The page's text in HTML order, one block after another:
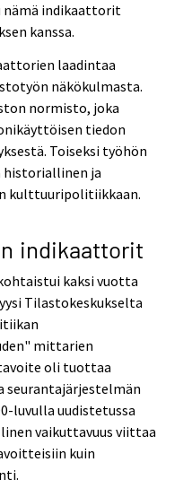
indikaattorit
kanssa.
laadintaa
näkökulmasta.
normisto, joka
tiedon
Toiseksi työhön
ja
kulttuuripolitiikkaan.
indikaattorit
kaksi vuotta
Tilastokeskukselta
mittarien
oli tuottaa
seurantajärjestelmän
luvulla uudistetussa
vaikuttavuus viittaa
kuin